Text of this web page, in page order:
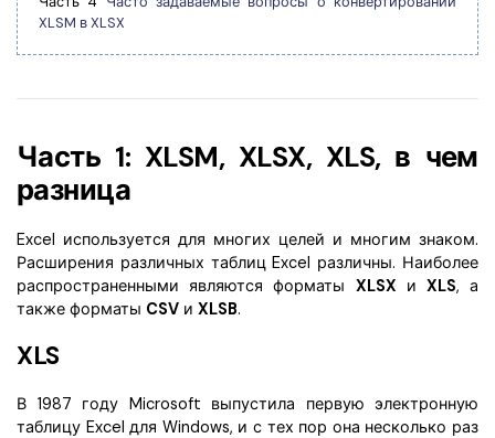
Новый PDFelement 12
От AI-функций до пакетных инструментов: новый
PDFelement делает работу с PDF еще удобнее.
Скачать бесплатно
Скрыть фрагменты PDF Новый
PDF OCR
Извлечение данных из PDF
Поделиться PDF
Комплексные решения
Преподавание
IT-служба
Здравоохранение
XLSM в XLSX
Часть 1: XLSM, XLSX, XLS, в чем
разница
Excel используется для многих целей и многим знаком.
Расширения различных таблиц Excel различны. Наиболее
распространенными являются форматы XLSX и XLS, а
также форматы CSV и XLSB.
XLS
В 1987 году Microsoft выпустила первую электронную
таблицу Excel для Windows, и с тех пор она несколько раз